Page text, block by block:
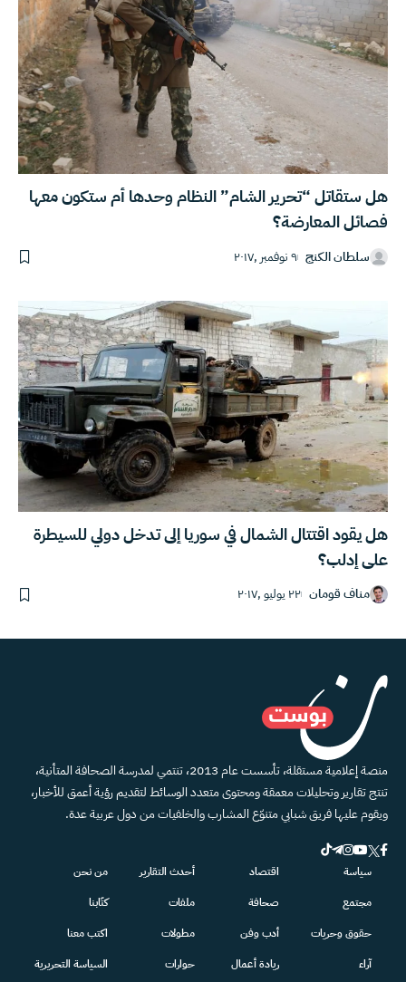
هل ستقاتل “تحرير الشام” النظام وحدها أم ستكون معها
فصائل المعارضة؟
سلطان الكنج ٩ نوفمبر ,٢٠١٧
هل يقود اقتتال الشمال في سوريا إلى تدخل دولي للسيطرة
على إدلب؟
مناف قومان ٢٢ يوليو ,٢٠١٧
منصة إعلامية مستقلة، تأسست عام 2013، تنتمي لمدرسة الصحافة المتأنية،
تنتج تقارير وتحليلات معمقة ومحتوى متعدد الوسائط لتقديم رؤية أعمق للأخبار،
ويقوم عليها فريق شبابي متنوّع المشارب والخلفيات من دول عربية عدة.
سياسة
مجتمع
حقوق وحريات
آراء
اقتصاد
صحافة
أدب وفن
ريادة أعمال
أحدث التقارير
ملفات
مطولات
حوارات
من نحن
كتّابنا
اكتب معنا
السياسة التحريرية